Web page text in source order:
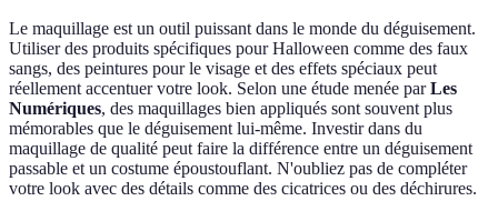
Le maquillage est un outil puissant dans le monde du déguisement.
Utiliser des produits spécifiques pour Halloween comme des faux
sangs, des peintures pour le visage et des effets spéciaux peut
réellement accentuer votre look. Selon une étude menée parLes
Numériques, des maquillages bien appliqués sont souvent plus
mémorables que le déguisement lui-même. Investir dans du
maquillage de qualité peut faire la différence entre un déguisement
passable et un costume époustouflant. N'oubliez pas de compléter
votre look avec des détails comme des cicatrices ou des déchirures.